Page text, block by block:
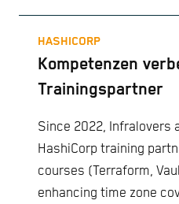
HASHICORP
Kompetenzen
Trainingspartner
Since 2022, Infralovers
HashiCorp training
courses (Terraform,
enhancing time zone